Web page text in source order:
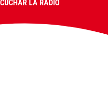
LA RADIO